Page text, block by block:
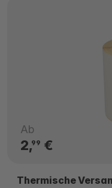
Ab
2,99 €
Thermische